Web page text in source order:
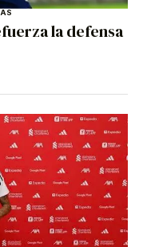
la defensa